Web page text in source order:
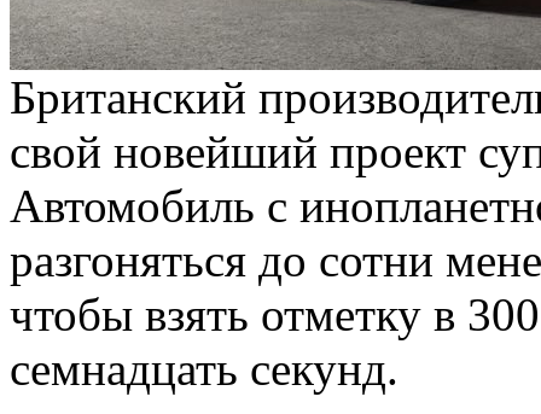
Британский
свой новейший проект
Автомобиль с
разгоняться до сотни
чтобы взять отметку в
семнадцать секунд.